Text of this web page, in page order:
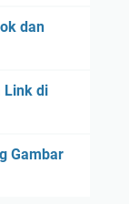
dan
Link di
Gambar